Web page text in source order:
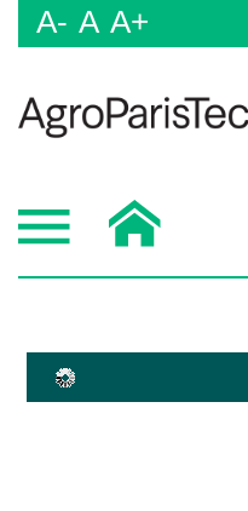
A- A A+